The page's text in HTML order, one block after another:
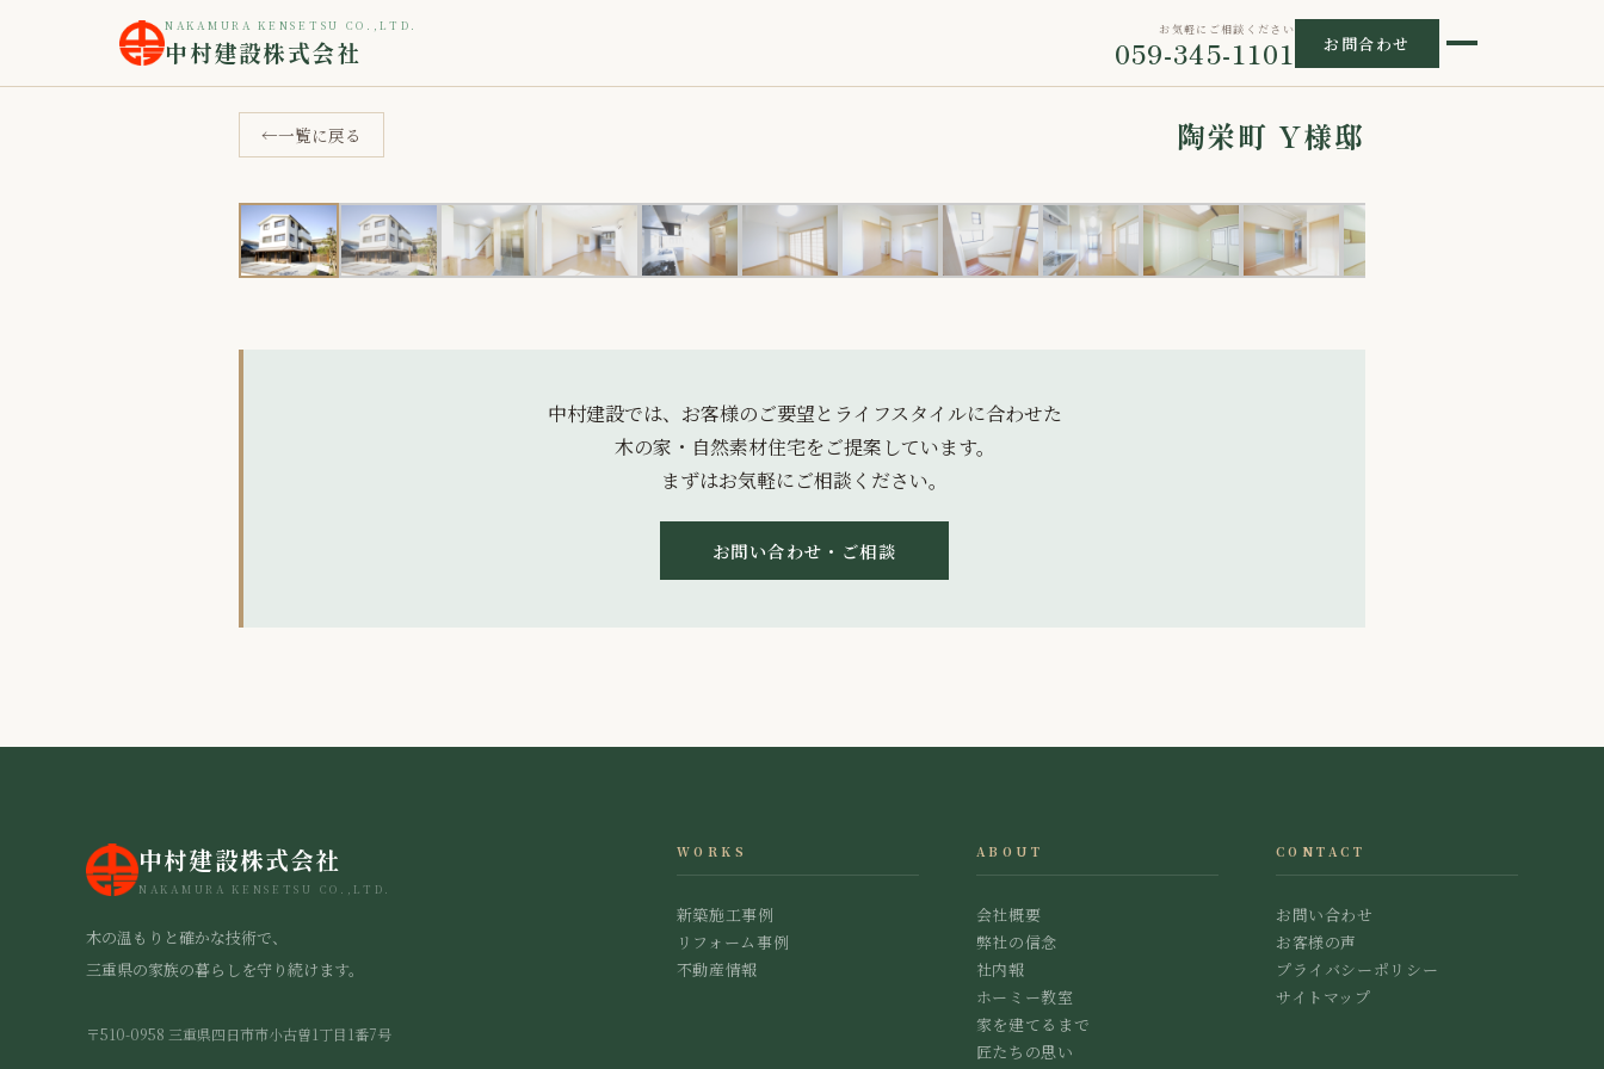
NAKAMURA KENSETSU CO.,LTD.
中村建設株式会社
お気軽にご相談ください
059-345-1101 お問合わせ
ホーム ›施工事例›陶栄町 Y様邸
一覧に戻る 陶栄町 Y様邸
‹ ›
中村建設では、お客様のご要望とライフスタイルに合わせた
木の家・自然素材住宅をご提案しています。
まずはお気軽にご相談ください。
お問い合わせ・ご相談
中村建設株式会社
NAKAMURA KENSETSU CO.,LTD.
木の温もりと確かな技術で、
三重県の家族の暮らしを守り続けます。
〒510-0958 三重県四日市市小古曽1丁目1番7号
WORKS
新築施工事例
リフォーム事例
不動産情報
ABOUT
会社概要
弊社の信念
社内報
ホーミー教室
家を建てるまで
匠たちの思い
CONTACT
お問い合わせ
お客様の声
プライバシーポリシー
サイトマップ